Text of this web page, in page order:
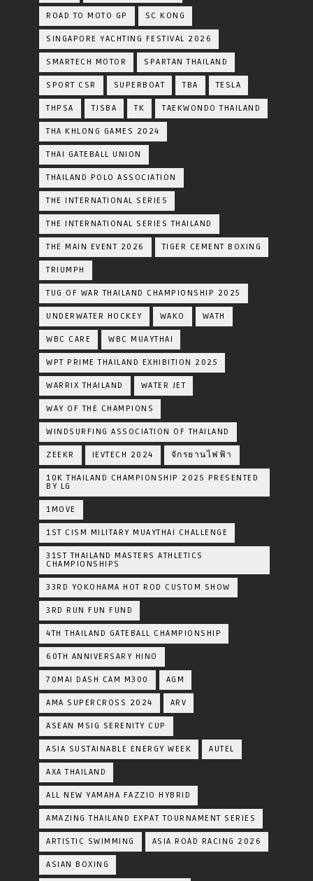
ROAD TO MOTO GP SC KONG
SINGAPORE YACHTING FESTIVAL 2026
SMARTECH MOTOR SPARTAN THAILAND
SPORT CSR SUPERBOAT TBA TESLA
THPSA TJSBA TK TAEKWONDO THAILAND
THA KHLONG GAMES 2024
THAI GATEBALL UNION
THAILAND POLO ASSOCIATION
THE INTERNATIONAL SERIES
THE INTERNATIONAL SERIES THAILAND
THE MAIN EVENT 2026 TIGER CEMENT BOXING
TRIUMPH
TUG OF WAR THAILAND CHAMPIONSHIP 2025
UNDERWATER HOCKEY WAKO WATH
WBC CARE WBC MUAYTHAI
WPT PRIME THAILAND EXHIBITION 2025
WARRIX THAILAND WATER JET
WAY OF THE CHAMPIONS
WINDSURFING ASSOCIATION OF THAILAND
ZEEKR IEVTECH 2024 จักรยานไฟฟ้า
10K THAILAND CHAMPIONSHIP 2025 PRESENTED
BY LG
1MOVE
1ST CISM MILITARY MUAYTHAI CHALLENGE
31ST THAILAND MASTERS ATHLETICS
CHAMPIONSHIPS
33RD YOKOHAMA HOT ROD CUSTOM SHOW
3RD RUN FUN FUND
4TH THAILAND GATEBALL CHAMPIONSHIP
60TH ANNIVERSARY HINO
70MAI DASH CAM M300 AGM
AMA SUPERCROSS 2024 ARV
ASEAN MSIG SERENITY CUP
ASIA SUSTAINABLE ENERGY WEEK AUTEL
AXA THAILAND
ALL NEW YAMAHA FAZZIO HYBRID
AMAZING THAILAND EXPAT TOURNAMENT SERIES
ARTISTIC SWIMMING ASIA ROAD RACING 2026
ASIAN BOXING